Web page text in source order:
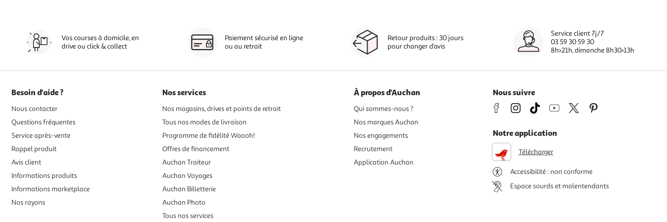
Vos courses à domicile, en
drive ou click & collect
Paiement sécurisé en ligne
ou au retrait
Retour produits : 30 jours
pour changer d’avis
Service client 7j/7
03 59 30 59 30
8h>21h, dimanche 8h30>13h
Besoin d'aide ?
Nous contacter
Questions fréquentes
Service après-vente
Rappel produit
Avis client
Informations produits
Informations marketplace
Nos rayons
Nos services
Nos magasins, drives et points de retrait
Tous nos modes de livraison
Programme de fidélité Waaoh!
Offres de financement
Auchan Traiteur
Auchan Voyages
Auchan Billetterie
Auchan Photo
Tous nos services
À propos d'Auchan
Qui sommes-nous ?
Nos marques Auchan
Nos engagements
Recrutement
Application Auchan
Nous suivre
Notre application
Télécharger
Accessibilité : non conforme
Espace sourds et malentendants